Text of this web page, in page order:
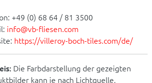
+49 (0) 68 64 / 81 3500
info@vb-fliesen.com
https://villeroy-boch-tiles.com/de/
Die Farbdarstellung der gezeigten
kann je nach Lichtquelle,